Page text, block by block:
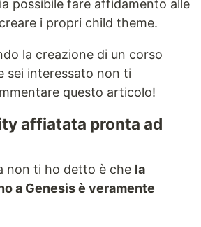
possibile fare affidamento alle
i propri child theme.
la creazione di un corso
sei interessato non ti
questo articolo!
affiatata pronta ad
non ti ho detto è che la
a Genesis è veramente